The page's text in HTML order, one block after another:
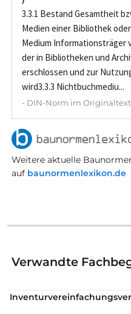
3.3.1 Bestand Gesamtheit
Medien einer Bibliothek
Medium Informationsträger
der in Bibliotheken und
erschlossen und zur
wird3.3.3 Nichtbuchmediu...
- DIN-Norm im
Weitere aktuelle
auf baunormenlexikon.de
Verwandte